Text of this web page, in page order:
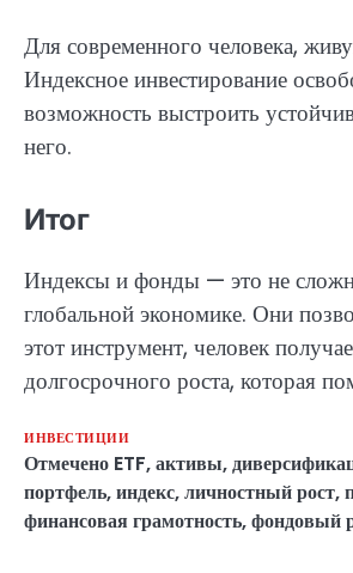
Для современного человека,
Индексное инвестирование
возможность выстроить
него.
Итог
Индексы и фонды — это не
глобальной экономике. Они
этот инструмент, человек
долгосрочного роста, которая
ИНВЕСТИЦИИ
Отмечено ETF,активы,
портфель,индекс,личностный рост,
финансовая грамотность,фондовый